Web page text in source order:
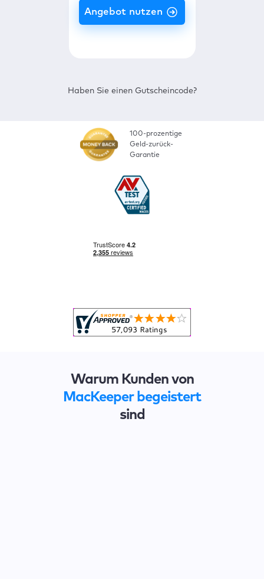
Haben Sie einen Gutscheincode?
100-prozentige
Geld-zurück-
Garantie
Warum Kunden von
MacKeeper begeistert
sind